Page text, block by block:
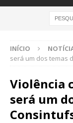
INÍCIO
será um dos temas
Violência
será um